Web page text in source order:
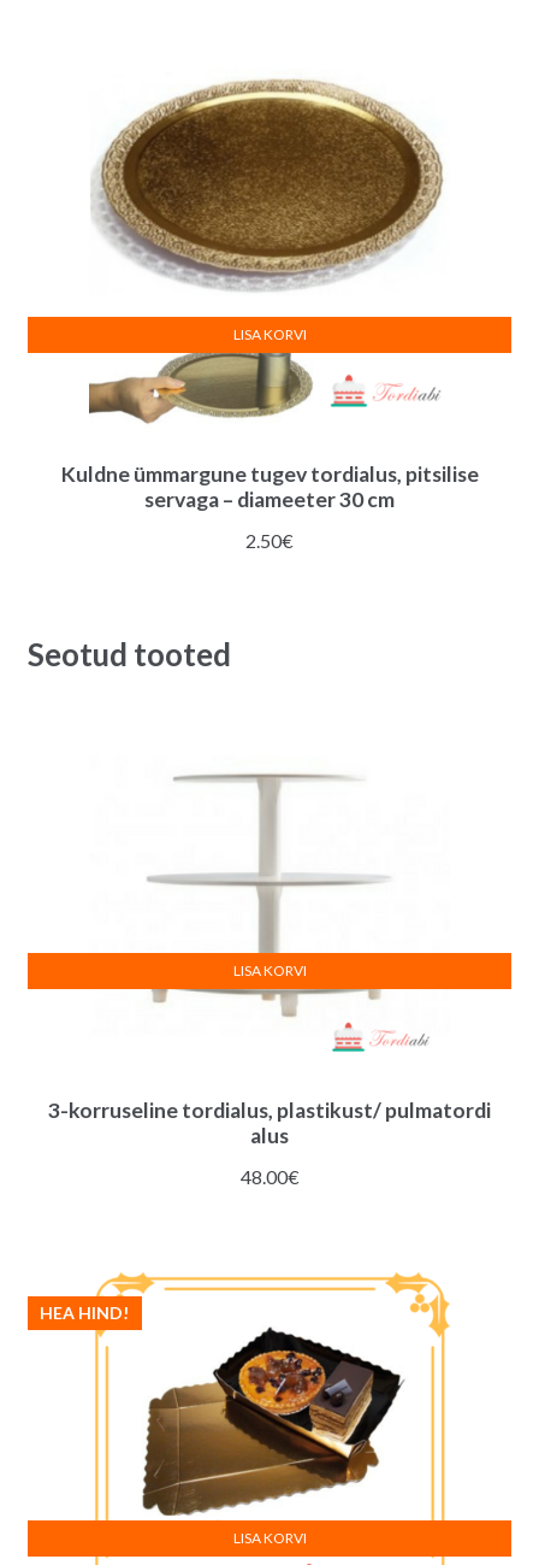
Kuldne ümmargune tugev tordialus, pitsilise
servaga – diameeter 30 cm
2.50€
LISA KORVI
Seotud tooted
3-korruseline tordialus, plastikust/ pulmatordi
alus
48.00€
LISA KORVI
HEA HIND!
LISA KORVI